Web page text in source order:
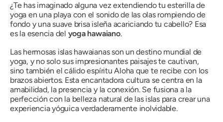
¿Te has imaginado alguna vez extendiendo tu esterilla de
yoga en una playa con el sonido de las olas rompiendo de
fondo y una suave brisa isleña acariciando tu cabello? Esa
es la esencia del yoga hawaiano.
Las hermosas islas hawaianas son un destino mundial de
yoga, y no solo sus impresionantes paisajes te cautivan,
sino también el cálido espíritu Aloha que te recibe con los
brazos abiertos. Esta encantadora cultura se centra en la
amabilidad, la presencia y la conexión. Se fusiona a la
perfección con la belleza natural de las islas para crear una
experiencia yóguica verdaderamente inolvidable.